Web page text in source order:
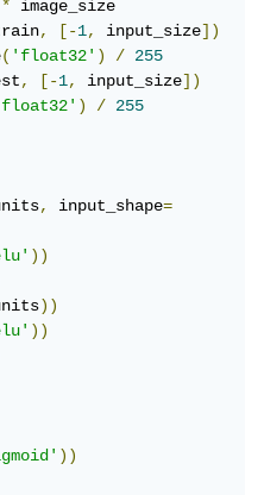
*
image_size
, [-1, input_size])
('float32') /
255
, [-1, input_size])
) /
255
, input_shape=
))
))
))
))